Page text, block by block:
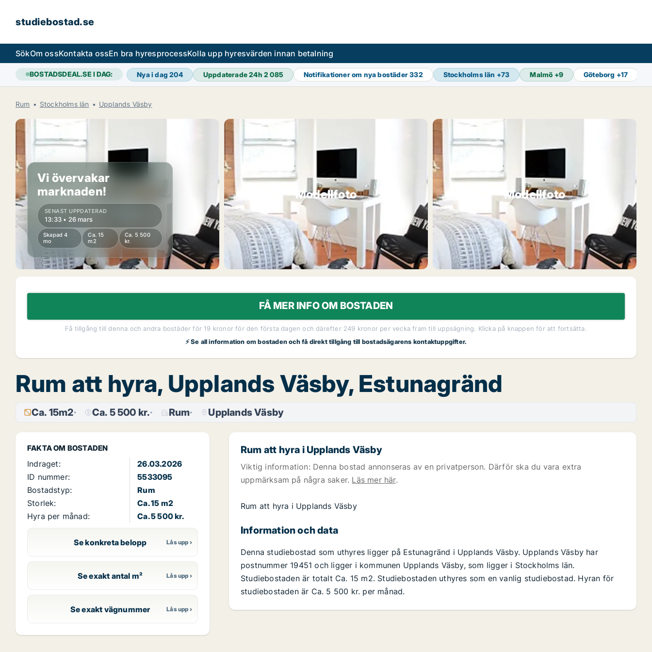
studiebostad.se
SökOm ossKontakta ossEn bra hyresprocessKolla upp hyresvärden innan betalning
BOSTADSDEAL.SE I DAG: Nya i dag204 Uppdaterade 24h2 085 Notifikationer om nya bostäder332 Stockholms län +73 Malmö +9 Göteborg +17
Rum Stockholms län Upplands Väsby
Vi övervakar
marknaden!
SENAST UPPDATERAD
13:33 • 26 mars
Skapad 4
mo
Ca. 15
m2
Ca. 5 500
kr.
Modellfoto Modellfoto
FÅ MER INFO OM BOSTADEN
Få tillgång till denna och andra bostäder för 19 kronor för den första dagen och därefter 249 kronor per vecka fram till uppsägning. Klicka på knappen för att fortsätta.
⚡ Se all information om bostaden och få direkt tillgång till bostadsägarens kontaktuppgifter.
Rum att hyra, Upplands Väsby, Estunagränd
Ca. 15m2 Ca. 5 500 kr. Rum Upplands Väsby
FAKTA OM BOSTADEN
Indraget:
26.03.2026
ID nummer:
5533095
Bostadstyp:
Rum
Storlek:
Ca. 15 m2
Hyra per månad:
Ca. 5 500 kr.
Se konkreta belopp
Se exakt antal m²
Se exakt vägnummer
Rum att hyra i Upplands Väsby
Viktig information: Denna bostad annonseras av en privatperson. Därför ska du vara extra
uppmärksam på några saker. Läs mer här.
Rum att hyra i Upplands Väsby
Information och data
Denna studiebostad som uthyres ligger på Estunagränd i Upplands Väsby. Upplands Väsby har
postnummer 19451 och ligger i kommunen Upplands Väsby, som ligger i Stockholms län.
Studiebostaden är totalt Ca. 15 m2. Studiebostaden uthyres som en vanlig studiebostad. Hyran för
studiebostaden är Ca. 5 500 kr. per månad.